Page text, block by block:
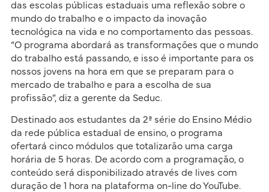
das escolas públicas estaduais uma reflexão sobre o
mundo do trabalho e o impacto da inovação
tecnológica na vida e no comportamento das pessoas.
“O programa abordará as transformações que o mundo
do trabalho está passando, e isso é importante para os
nossos jovens na hora em que se preparam para o
mercado de trabalho e para a escolha de sua
profissão”, diz a gerente da Seduc.
Destinado aos estudantes da 2ª série do Ensino Médio
da rede pública estadual de ensino, o programa
ofertará cinco módulos que totalizarão uma carga
horária de 5 horas. De acordo com a programação, o
conteúdo será disponibilizado através de lives com
duração de 1 hora na plataforma on-line do YouTube.